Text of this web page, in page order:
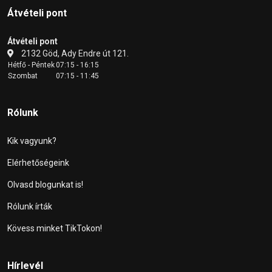
Átvételi pont
Átvételi pont
2132 Göd, Ady Endre út 121.
Hétfő - Péntek07:15 - 16:15
Szombat
07:15 - 11:45
Rólunk
Kik vagyunk?
Elérhetőségeink
Olvasd blogunkat is!
Rólunk írták
Kövess minket TikTokon!
Hírlevél